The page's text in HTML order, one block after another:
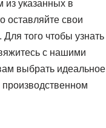
указанных в
оставляйте свои
того чтобы узнать
с нашими
выбрать идеальное